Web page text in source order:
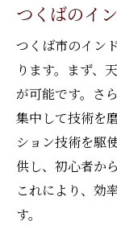
つくばのイ
つくば市のイン
ります。まず、
が可能です。さ
集中して技術を
ション技術を駆
供し、初心者か
これにより、効
す。